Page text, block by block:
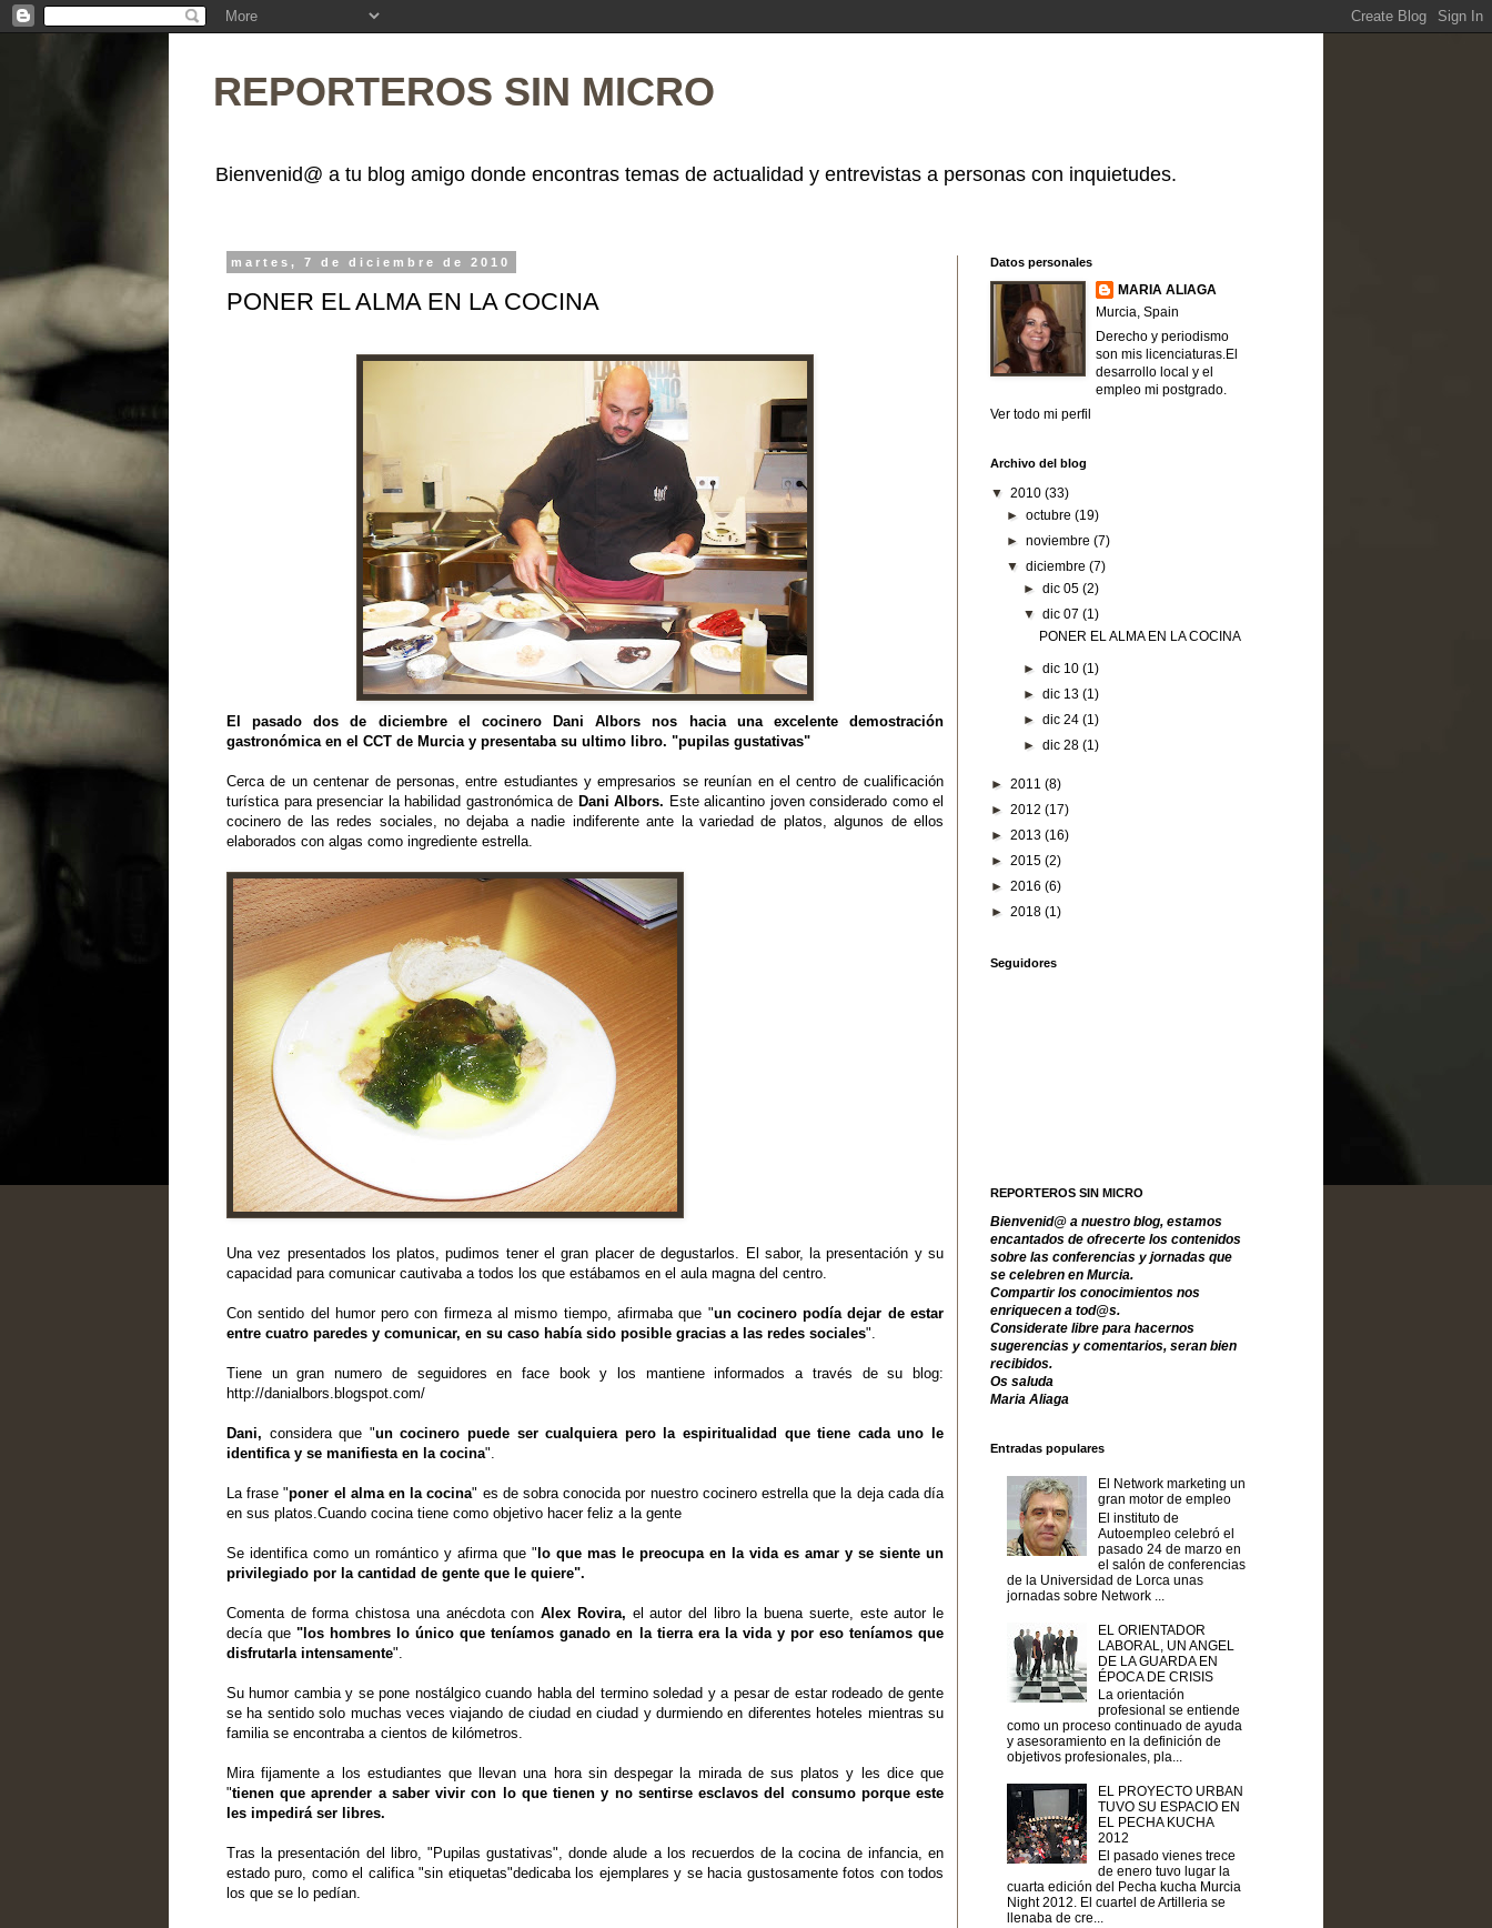
REPORTEROS SIN MICRO
Bienvenid@ a tu blog amigo donde encontras temas de actualidad y entrevistas a personas con inquietudes.
martes, 7 de diciembre de 2010
PONER EL ALMA EN LA COCINA
El pasado dos de diciembre el cocineroDani Albors nos hacia una excelente demostración
gastronómica en el CCT de Murcia y presentaba su ultimo libro. "pupilas gustativas"
Cerca de un centenar de personas, entre estudiantes y empresarios se reunían en el centro de cualificación
turística para presenciar la habilidad gastronómica de Dani Albors. Este alicantino joven considerado como el
cocinero de las redes sociales, no dejaba a nadie indiferente ante la variedad de platos, algunos de ellos
elaborados con algas como ingrediente estrella.
Una vez presentados los platos, pudimos tener el gran placer de degustarlos. El sabor, la presentación y su
capacidad para comunicar cautivaba a todos los que estábamos en el aula magna del centro.
Con sentido del humor pero con firmeza al mismo tiempo, afirmaba que "un cocinero podía dejar de estar
entre cuatro paredes y comunicar, en su caso había sido posible gracias a las redes sociales".
Tiene un gran numero de seguidores en face book y los mantiene informados a través de su blog:
http://danialbors.blogspot.com/
Dani, considera que "un cocinero puede ser cualquiera pero la espiritualidad que tiene cada uno le
identifica y se manifiesta en la cocina".
La frase "poner el alma en la cocina" es de sobra conocida por nuestro cocinero estrella que la deja cada día
en sus platos.Cuando cocina tiene como objetivo hacer feliz a la gente
Se identifica como un romántico y afirma que "lo que mas le preocupa en la vida es amar y se siente un
privilegiado por la cantidad de gente que le quiere".
Comenta de forma chistosa una anécdota conAlex Rovira, el autor del libro la buena suerte, este autor le
decía que"los hombres lo único que teníamos ganado en la tierra era la vida y por eso teníamos que
disfrutarla intensamente".
Su humor cambia y se pone nostálgico cuando habla del termino soledad y a pesar de estar rodeado de gente
se ha sentido solo muchas veces viajando de ciudad en ciudad y durmiendo en diferentes hoteles mientras su
familia se encontraba a cientos de kilómetros.
Mira fijamente a los estudiantes que llevan una hora sin despegar la mirada de sus platos y les dice que
"tienen que aprender a saber vivir con lo que tienen y no sentirse esclavos del consumo porque este
les impedirá ser libres.
Tras la presentación del libro, "Pupilas gustativas", donde alude a los recuerdos de la cocina de infancia, en
estado puro, como el califica "sin etiquetas"dedicaba los ejemplares y se hacia gustosamentefotos con todos
los que se lo pedían.
Datos personales
MARIA ALIAGA
Murcia, Spain
Derecho y periodismo
son mis licenciaturas.El
desarrollo local y el
empleo mi postgrado.
Ver todo mi perfil
Archivo del blog
▼ 2010 (33)
►octubre(19)
►noviembre(7)
▼diciembre(7)
► dic 05 (2)
▼ dic 07 (1)
PONER EL ALMA EN LA COCINA
► dic 10 (1)
► dic 13 (1)
► dic 24 (1)
► dic 28 (1)
► 2011 (8)
► 2012 (17)
► 2013 (16)
► 2015 (2)
► 2016 (6)
► 2018 (1)
Seguidores
REPORTEROS SIN MICRO
Bienvenid@ a nuestro blog, estamos
encantados de ofrecerte los contenidos
sobre las conferencias y jornadas que
se celebren en Murcia.
Compartir los conocimientos nos
enriquecen a tod@s.
Considerate libre para hacernos
sugerencias y comentarios, seran bien
recibidos.
Os saluda
Maria Aliaga
Entradas populares
El Network marketing un
gran motor de empleo
El instituto de
Autoempleo celebró el
pasado 24 de marzo en
el salón de conferencias
de la Universidad de Lorca unas
jornadas sobre Network ...
EL ORIENTADOR
LABORAL, UN ANGEL
DE LA GUARDA EN
ÉPOCA DE CRISIS
La orientación
profesional se entiende
como un proceso continuado de ayuda
y asesoramiento en la definición de
objetivos profesionales, pla...
EL PROYECTO URBAN
TUVO SU ESPACIO EN
EL PECHA KUCHA
2012
El pasado vienes trece
de enero tuvo lugar la
cuarta edición del Pecha kucha Murcia
Night 2012. El cuartel de Artilleria se
llenaba de cre...